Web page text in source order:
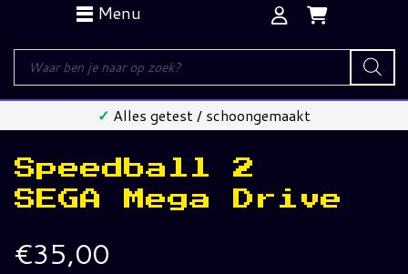
Menu
Producten
zoeken
✓ Alles getest / schoongemaakt
Speedball 2
SEGA Mega Drive
€35,00